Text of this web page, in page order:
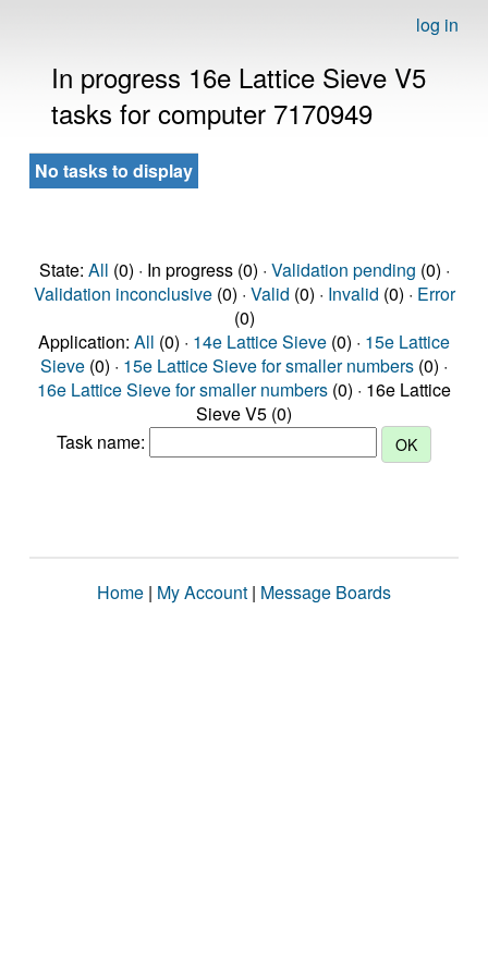
log in
In progress 16e Lattice Sieve V5
tasks for computer 7170949
No tasks to display
State: All (0) · In progress (0) · Validation pending (0) ·
Validation inconclusive(0) · Valid (0) · Invalid (0) · Error
(0)
Application: All (0) · 14e Lattice Sieve (0) · 15e Lattice
Sieve (0) · 15e Lattice Sieve for smaller numbers (0) ·
16e Lattice Sieve for smaller numbers (0) · 16e Lattice
Sieve V5 (0)
Task name:
Home | My Account | Message Boards